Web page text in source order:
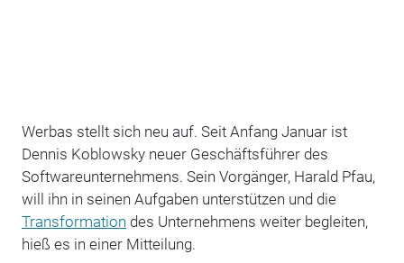
Werbas stellt sich neu auf. Seit Anfang Januar ist
Dennis Koblowsky neuer Geschäftsführer des
Softwareunternehmens. Sein Vorgänger, Harald Pfau,
will ihn in seinen Aufgaben unterstützen und die
Transformation des Unternehmens weiter begleiten,
hieß es in einer Mitteilung.